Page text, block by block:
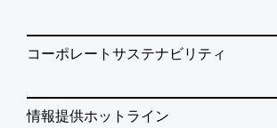
コーポレートサステナビリティ
情報提供ホットライン